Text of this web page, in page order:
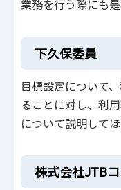
業務を行う際にも
下久保委員
目標設定について
ることに対し、利
について説明してほ
株式会社JTB